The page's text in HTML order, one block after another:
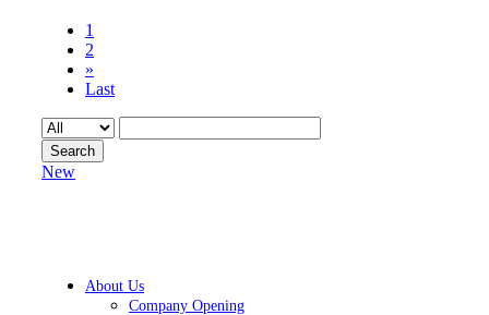
1
2
»
Last
Search
New
About Us
Company Opening